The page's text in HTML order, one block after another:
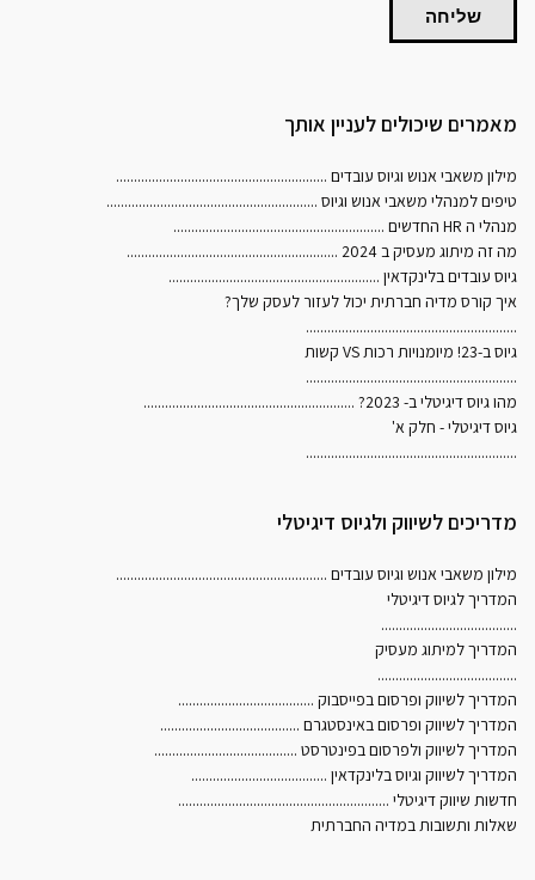
שליחה
מאמרים שיכולים לעניין אותך
מילון משאבי אנוש וגיוס עובדים ...........................................................
טיפים למנהלי משאבי אנוש וגיוס ...........................................................
מנהלי ה HR החדשים
...........................................................
מה זה מיתוג מעסיק ב 2024
...........................................................
גיוס עובדים בלינקדאין ...........................................................
איך קורס מדיה חברתית יכול לעזור לעסק שלך?
...........................................................
גיוס ב-23! מיומנויות רכות VS קשות
...........................................................
מהו גיוס דיגיטלי ב- 2023?
...........................................................
גיוס דיגיטלי - חלק א'
...........................................................
מדריכים לשיווק ולגיוס דיגיטלי
מילון משאבי אנוש וגיוס עובדים ...........................................................
המדריך לגיוס דיגיטלי
......................................
המדריך למיתוג מעסיק
.......................................
המדריך לשיווק ופרסום בפייסבוק ......................................
המדריך לשיווק ופרסום באינסטגרם .......................................
המדריך לשיווק ולפרסום בפינטרסט ........................................
המדריך לשיווק וגיוס בלינקדאין ......................................
חדשות שיווק דיגיטלי ...........................................................
שאלות ותשובות במדיה החברתית